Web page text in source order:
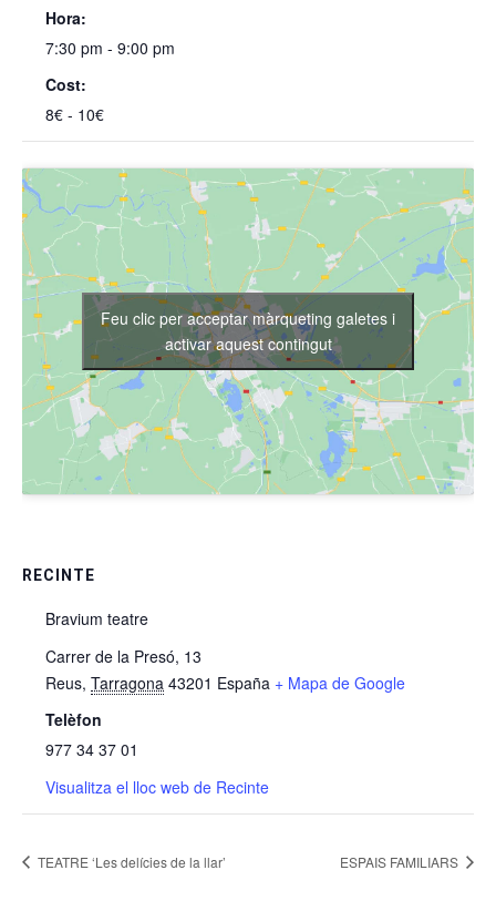
Hora:
7:30 pm - 9:00 pm
Cost:
8€ - 10€
RECINTE
Bravium teatre
Carrer de la Presó, 13
Reus, Tarragona 43201 España + Mapa de Google
Telèfon
977 34 37 01
Visualitza el lloc web de Recinte
Feu clic per acceptar màrqueting galetes i
activar aquest contingut
TEATRE ‘Les delícies de la llar’ ESPAIS FAMILIARS